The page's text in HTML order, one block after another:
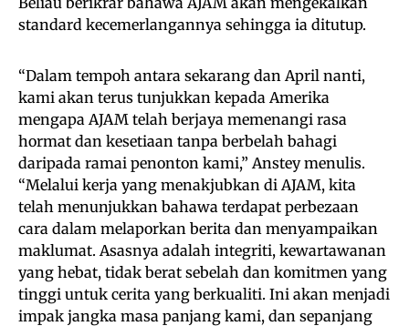
standard kecemerlangannya sehingga ia ditutup.
“Dalam tempoh antara sekarang dan April nanti,
kami akan terus tunjukkan kepada Amerika
mengapa AJAM telah berjaya memenangi rasa
hormat dan kesetiaan tanpa berbelah bahagi
daripada ramai penonton kami,” Anstey menulis.
“Melalui kerja yang menakjubkan di AJAM, kita
telah menunjukkan bahawa terdapat perbezaan
cara dalam melaporkan berita dan menyampaikan
maklumat. Asasnya adalah integriti, kewartawanan
yang hebat, tidak berat sebelah dan komitmen yang
tinggi untuk cerita yang berkualiti. Ini akan menjadi
impak jangka masa panjang kami, dan sepanjang